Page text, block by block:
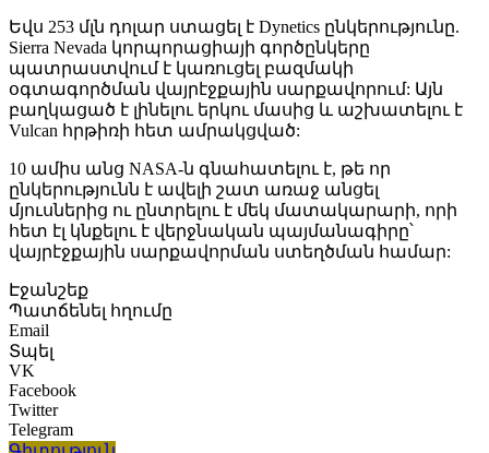
Եվս 253 մլն դոլար ստացել է Dynetics ընկերությունը.
Sierra Nevada կորպորացիայի գործընկերը
պատրաստվում է կառուցել բազմակի
օգտագործման վայրէջքային սարքավորում: Այն
բաղկացած է լինելու երկու մասից և աշխատելու է
Vulcan հրթիռի հետ ամրակցված:
10 ամիս անց NASA-ն գնահատելու է, թե որ
ընկերությունն է ավելի շատ առաջ անցել
մյուսներից ու ընտրելու է մեկ մատակարարի, որի
հետ էլ կնքելու է վերջնական պայմանագիրը՝
վայրէջքային սարքավորման ստեղծման համար:
Էջանշեք
Պատճենել հղումը
Email
Տպել
VK
Facebook
Twitter
Telegram